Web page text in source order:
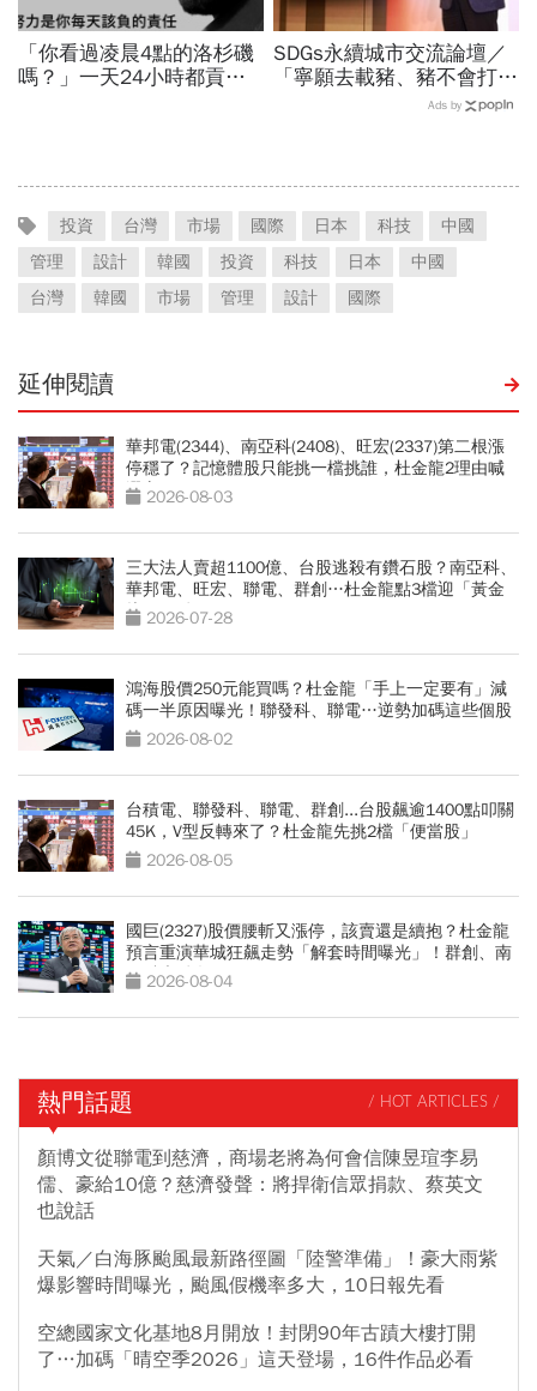
「你看過凌晨4點的洛杉磯
嗎？」一天24小時都貢獻
SDGs永續城市交流論壇／
「寧願去載豬、豬不會打
1999」翻轉客運司機荒！
Ads by
投資 台灣 市場 國際 日本 科技
中國
管理
設計 韓國 投資 科技 日本
中國
台灣
韓國 市場 管理 設計 國際
延伸閱讀
華邦電(2344)、南亞科(2408)、旺宏(2337)第二根漲
停穩了？記憶體股只能挑一檔挑誰，杜金龍2理由喊
選它2026-08-03
三大法人賣超1100億、台股逃殺有鑽石股？南亞科、
華邦電、旺宏、聯電、群創…杜金龍點3檔迎「黃金
坑」買點
2026-07-28
鴻海股價250元能買嗎？杜金龍「手上一定要有」減
碼一半原因曝光！聯發科、聯電…逆勢加碼這些個股
2026-08-02
台積電、聯發科、聯電、群創...台股飆逾1400點叩關
45K，V型反轉來了？杜金龍先挑2檔「便當股」
2026-08-05
國巨(2327)股價腰斬又漲停，該賣還是續抱？杜金龍
預言重演華城狂飆走勢「解套時間曝光」！群創、南
亞科也點名
2026-08-04
熱門話題 / HOT ARTICLES /
顏博文從聯電到慈濟，商場老將為何會信陳昱瑄李易
儒、豪給10億？慈濟發聲：將捍衛信眾捐款、蔡英文
也說話
天氣／白海豚颱風最新路徑圖「陸警準備」！豪大雨紫
爆影響時間曝光，颱風假機率多大，10日報先看
空總國家文化基地8月開放！封閉90年古蹟大樓打開
了…加碼「晴空季2026」這天登場，16件作品必看